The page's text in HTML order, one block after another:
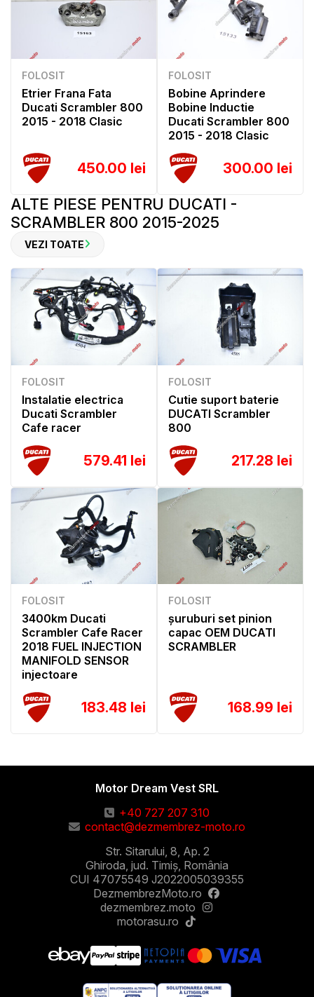
FOLOSIT
Etrier Frana Fata
Ducati Scrambler 800
2015 - 2018 Clasic
450.00 lei
FOLOSIT
Bobine Aprindere
Bobine Inductie
Ducati Scrambler 800
2015 - 2018 Clasic
300.00 lei
ALTE PIESE PENTRU DUCATI -
SCRAMBLER 800 2015-2025
VEZI TOATE
FOLOSIT
Instalatie electrica
Ducati Scrambler
Cafe racer
579.41 lei
FOLOSIT
Cutie suport baterie
DUCATI Scrambler
800
217.28 lei
FOLOSIT
3400km Ducati
Scrambler Cafe Racer
2018 FUEL INJECTION
MANIFOLD SENSOR
injectoare
183.48 lei
FOLOSIT
șuruburi set pinion
capac OEM DUCATI
SCRAMBLER
168.99 lei
Motor Dream Vest SRL
+40 727 207 310
contact@dezmembrez-moto.ro
Str. Sitarului, 8, Ap. 2
Ghiroda, jud. Timiș, România
CUI 47075549 J2022005039355
DezmembrezMoto.ro
dezmembrez.moto
motorasu.ro